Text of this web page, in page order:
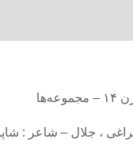
، جلال – شاعر :